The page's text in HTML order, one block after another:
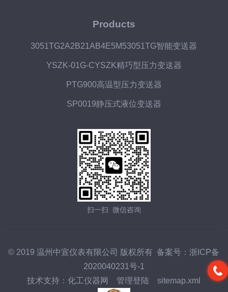
Products
3051TG2A2B21AB4E5M53051TG智能变送器
YSZK-01G-CYSZK精巧型压力变送器
PTG900高温型压力变送器
SP0019静压式液位变送器
扫一扫 微信咨询
© 2019 温州中宣仪表有限公司 版权所有 备案号：浙ICP备
2020040231号-1
技术支持：化工仪器网 管理登陆 sitemap.xml